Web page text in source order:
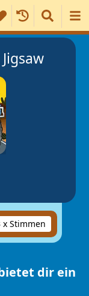
x Stimmen
dir ein